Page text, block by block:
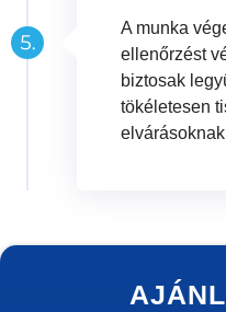
A munka
ellenőrzést
biztosak
tökéletesen